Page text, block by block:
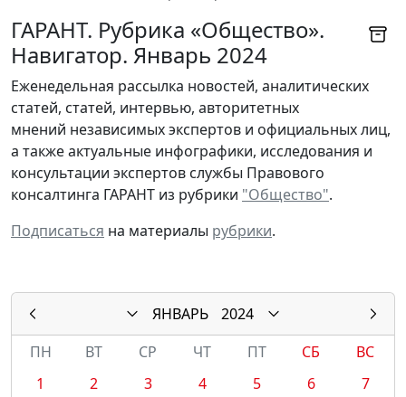
ГАРАНТ. Рубрика «Общество».
Навигатор. Январь 2024
Еженедельная рассылка новостей, аналитических
статей, статей, интервью, авторитетных
мнений независимых экспертов и официальных лиц,
а также актуальные инфографики, исследования и
консультации экспертов службы Правового
консалтинга ГАРАНТ из рубрики "Общество".
Подписаться на материалы рубрики.
ЯНВАРЬ
2024
ПН
ВТ СР ЧТ ПТ СБ
ВС
1
2 3 4 5 6
7